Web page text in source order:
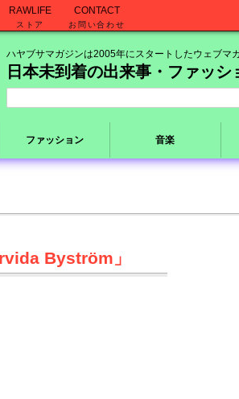
Byström」
RAWLIFE
ストア
CONTACT
お問い合わせ
ファッション 音楽
ハヤブサマガジンは2005年にスタートしたウェブマ
日本未到着の出来事・ファッ